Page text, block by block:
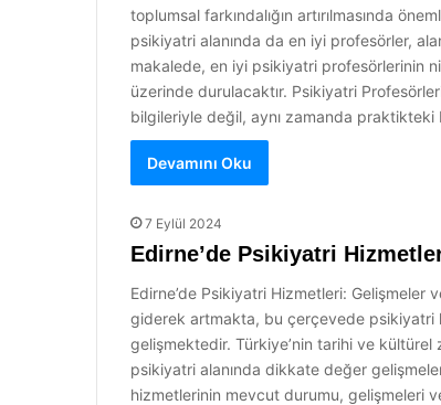
toplumsal farkındalığın artırılmasında
psikiyatri alanında da en iyi profesörler,
makalede, en iyi psikiyatri profesörlerinin
üzerinde durulacaktır. Psikiyatri
bilgileriyle değil, aynı zamanda praktikteki
Devamını Oku
7 Eylül 2024
Edirne’de Psikiyatri
Edirne’de Psikiyatri Hizmetleri: Gelişmeler
giderek artmakta, bu çerçevede psikiyatri
gelişmektedir. Türkiye’nin tarihi ve
psikiyatri alanında dikkate değer
hizmetlerinin mevcut durumu, gelişmeleri